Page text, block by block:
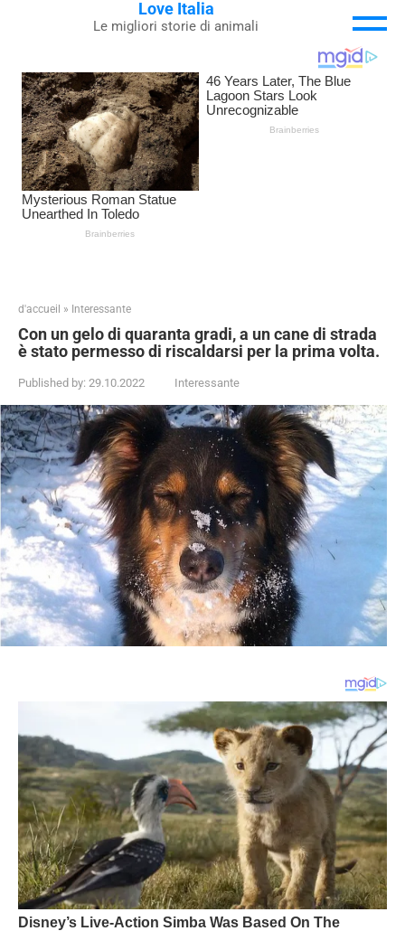
Love Italia
Le migliori storie di animali
d'accueil » Interessante
Con un gelo di quaranta gradi, a un cane di strada
è stato permesso di riscaldarsi per la prima volta.
Published by: 29.10.2022 Interessante